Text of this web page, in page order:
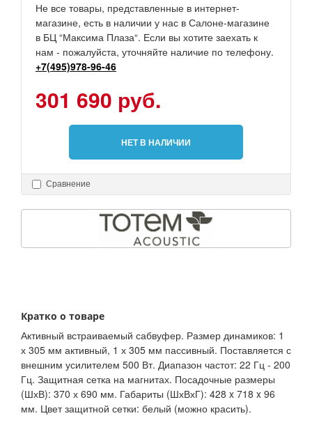
Не все товары, представленные в интернет-
магазине, есть в наличии у нас в Салоне-магазине
в БЦ “Максима Плаза“. Если вы хотите заехать к
нам - пожалуйста, уточняйте наличие по телефону.
+7(495)978-96-46
301 690 руб.
НЕТ В НАЛИЧИИ
Сравнение
Кратко о товаре
Активный встраиваемый сабвуфер. Размер динамиков: 1
х 305 мм активный, 1 х 305 мм пассивный. Поставляется с
внешним усилителем 500 Вт. Диапазон частот: 22 Гц - 200
Гц. Защитная сетка на магнитах. Посадочные размеры
(ШхВ): 370 х 690 мм. Габариты (ШхВхГ): 428 x 718 x 96
мм. Цвет защитной сетки: белый (можно красить).